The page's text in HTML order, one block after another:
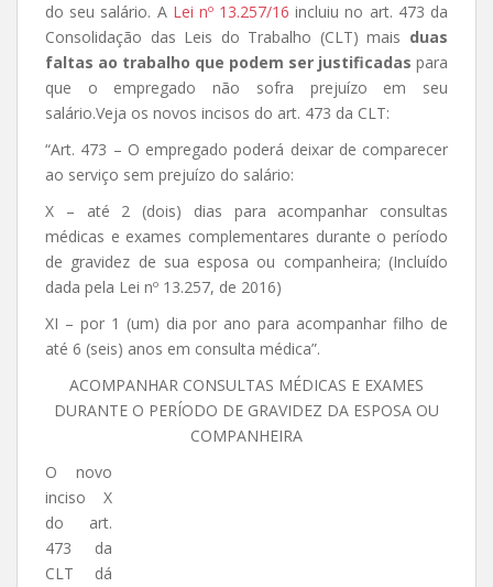
do seu salário. A Lei nº 13.257/16 incluiu no art. 473 da
Consolidação das Leis do Trabalho (CLT) mais duas
faltas ao trabalho que podem ser justificadas para
que o empregado não sofra prejuízo em seu
salário.Veja os novos incisos do art. 473 da CLT:
“Art. 473 – O empregado poderá deixar de comparecer
ao serviço sem prejuízo do salário:
X – até 2 (dois) dias para acompanhar consultas
médicas e exames complementares durante o período
de gravidez de sua esposa ou companheira; (Incluído
dada pela Lei nº 13.257, de 2016)
XI – por 1 (um) dia por ano para acompanhar filho de
até 6 (seis) anos em consulta médica”.
ACOMPANHAR CONSULTAS MÉDICAS E EXAMES
DURANTE O PERÍODO DE GRAVIDEZ DA ESPOSA OU
COMPANHEIRA
O novo
inciso X
do art.
473 da
CLT dá